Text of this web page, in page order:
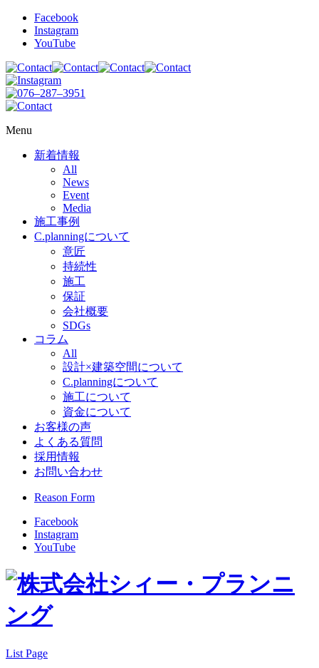
Facebook
Instagram
YouTube
Menu
新着情報
All
News
Event
Media
施工事例
C.planningについて
意匠
持続性
施工
保証
会社概要
SDGs
コラム
All
設計×建築空間について
C.planningについて
施工について
資金について
お客様の声
よくある質問
採用情報
お問い合わせ
Reason Form
Facebook
Instagram
YouTube
List Page